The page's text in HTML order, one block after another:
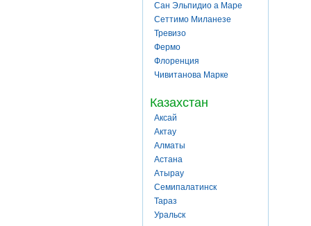
Сан Эльпидио а Маре
Сеттимо Миланезе
Тревизо
Фермо
Флоренция
Чивитанова Марке
Казахстан
Аксай
Актау
Алматы
Астана
Атырау
Семипалатинск
Тараз
Уральск